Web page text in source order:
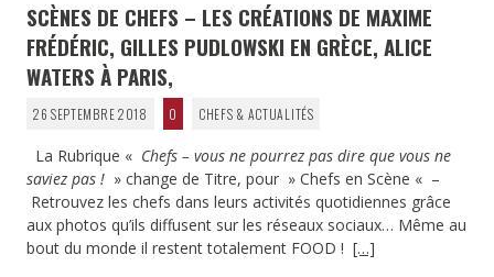
SCÈNES DE CHEFS – LES CRÉATIONS DE MAXIME
FRÉDÉRIC, GILLES PUDLOWSKI EN GRÈCE, ALICE
WATERS À PARIS,
26 SEPTEMBRE 2018 0 CHEFS & ACTUALITÉS
La Rubrique « Chefs – vous ne pourrez pas dire que vous ne
saviez pas ! » change de Titre, pour » Chefs en Scène « –
Retrouvez les chefs dans leurs activités quotidiennes grâce
aux photos qu’ils diffusent sur les réseaux sociaux… Même au
bout du monde il restent totalement FOOD ! […]